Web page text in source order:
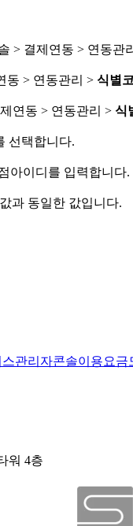
> 결제연동 > 연동관
동 > 연동관리 > 식별
연동 > 연동관리 > 식
선택합니다.
아이디를 입력합니다.
과 동일한 값입니다.
관리자콘솔이용요금
워 4층